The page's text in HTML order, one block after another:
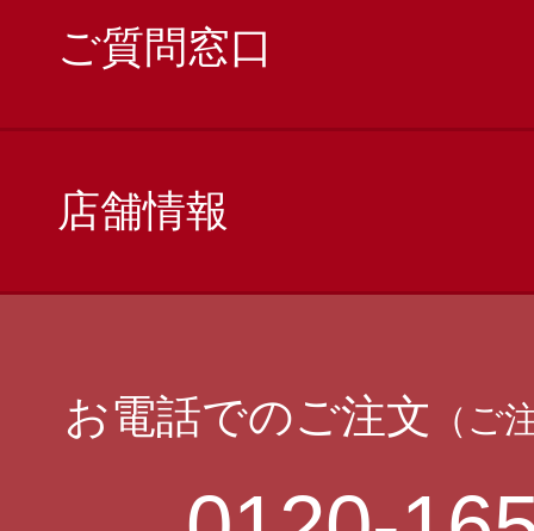
ご質問窓口
店舗情報
お電話でのご注文 （ご